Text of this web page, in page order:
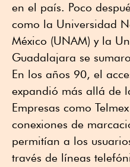
en el país. Poco
como la Universidad
México (UNAM) y la
Guadalajara se
En los años 90, el
expandió más allá de
Empresas como
conexiones de
permitían a los
través de líneas